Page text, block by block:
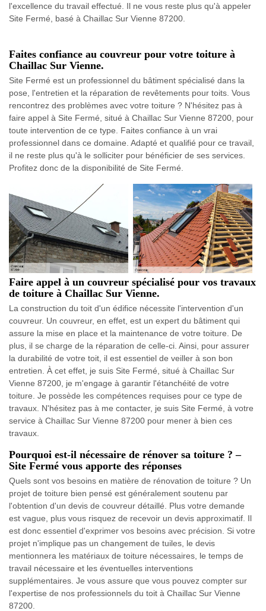
l'excellence du travail effectué. Il ne vous reste plus qu'à appeler
Site Fermé, basé à Chaillac Sur Vienne 87200.
Faites confiance au couvreur pour votre toiture à
Chaillac Sur Vienne.
Site Fermé est un professionnel du bâtiment spécialisé dans la
pose, l'entretien et la réparation de revêtements pour toits. Vous
rencontrez des problèmes avec votre toiture ? N'hésitez pas à
faire appel à Site Fermé, situé à Chaillac Sur Vienne 87200, pour
toute intervention de ce type. Faites confiance à un vrai
professionnel dans ce domaine. Adapté et qualifié pour ce travail,
il ne reste plus qu'à le solliciter pour bénéficier de ses services.
Profitez donc de la disponibilité de Site Fermé.
Faire appel à un couvreur spécialisé pour vos travaux
de toiture à Chaillac Sur Vienne.
La construction du toit d'un édifice nécessite l'intervention d'un
couvreur. Un couvreur, en effet, est un expert du bâtiment qui
assure la mise en place et la maintenance de votre toiture. De
plus, il se charge de la réparation de celle-ci. Ainsi, pour assurer
la durabilité de votre toit, il est essentiel de veiller à son bon
entretien. À cet effet, je suis Site Fermé, situé à Chaillac Sur
Vienne 87200, je m'engage à garantir l'étanchéité de votre
toiture. Je possède les compétences requises pour ce type de
travaux. N'hésitez pas à me contacter, je suis Site Fermé, à votre
service à Chaillac Sur Vienne 87200 pour mener à bien ces
travaux.
Pourquoi est-il nécessaire de rénover sa toiture ? –
Site Fermé vous apporte des réponses
Quels sont vos besoins en matière de rénovation de toiture ? Un
projet de toiture bien pensé est généralement soutenu par
l'obtention d'un devis de couvreur détaillé. Plus votre demande
est vague, plus vous risquez de recevoir un devis approximatif. Il
est donc essentiel d'exprimer vos besoins avec précision. Si votre
projet n'implique pas un changement de tuiles, le devis
mentionnera les matériaux de toiture nécessaires, le temps de
travail nécessaire et les éventuelles interventions
supplémentaires. Je vous assure que vous pouvez compter sur
l'expertise de nos professionnels du toit à Chaillac Sur Vienne
87200.